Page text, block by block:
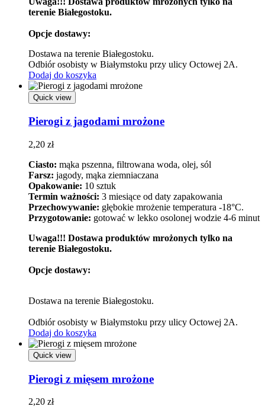
terenie Białegostoku.
Opcje dostawy:
Dostawa na terenie Białegostoku.
Odbiór osobisty w Białymstoku przy ulicy Octowej 2A.
Dodaj do koszyka
Quick view
Pierogi z jagodami mrożone
2,20 zł
Ciasto: mąka pszenna, filtrowana woda, olej, sól
Farsz: jagody, mąka ziemniaczana
Opakowanie: 10 sztuk
Termin ważności: 3 miesiące od daty zapakowania
Przechowywanie: głębokie mrożenie temperatura -18°C.
Przygotowanie: gotować w lekko osolonej wodzie 4-6 minut
Uwaga!!! Dostawa produktów mrożonych tylko na
terenie Białegostoku.
Opcje dostawy:
Dostawa na terenie Białegostoku.
Odbiór osobisty w Białymstoku przy ulicy Octowej 2A.
Dodaj do koszyka
Quick view
Pierogi z mięsem mrożone
2,20 zł